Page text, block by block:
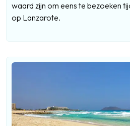
waard zijn om eens te bezoeken
op Lanzarote.